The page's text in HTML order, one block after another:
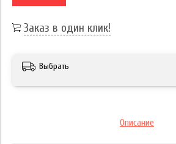
Заказ в один клик!
Выбрать
Описание